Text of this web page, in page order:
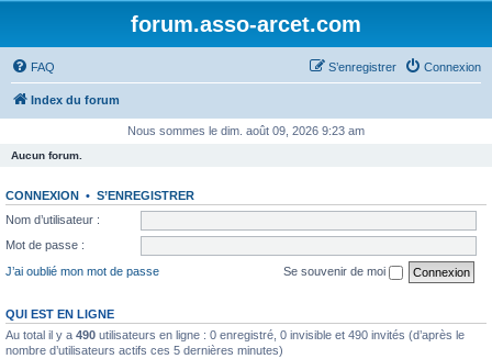
forum.asso-arcet.com
FAQ Connexion
S’enregistrer
Index du forum
Nous sommes le dim. août 09, 2026 9:23 am
Aucun forum.
CONNEXION • S’ENREGISTRER
Nom d’utilisateur :
Mot de passe :
J’ai oublié mon mot de passe
Se souvenir de moi
QUI EST EN LIGNE
Au total il y a 490 utilisateurs en ligne : 0 enregistré, 0 invisible et 490 invités (d’après le
nombre d’utilisateurs actifs ces 5 dernières minutes)